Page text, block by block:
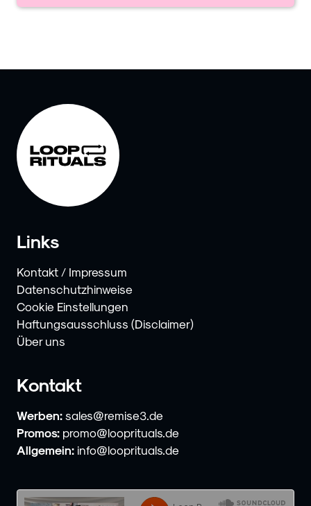
Links
Kontakt / Impressum
Datenschutzhinweise
Cookie Einstellungen
Haftungsausschluss (Disclaimer)
Über uns
Kontakt
Werben: sales@remise3.de
Promos: promo@looprituals.de
Allgemein: info@looprituals.de